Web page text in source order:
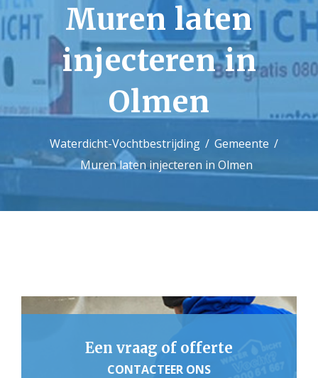
Contact
Muren laten
injecteren in
Olmen
Waterdicht-Vochtbestrijding
Gemeente
Muren laten injecteren in Olmen
Een vraag of offerte
CONTACTEER ONS